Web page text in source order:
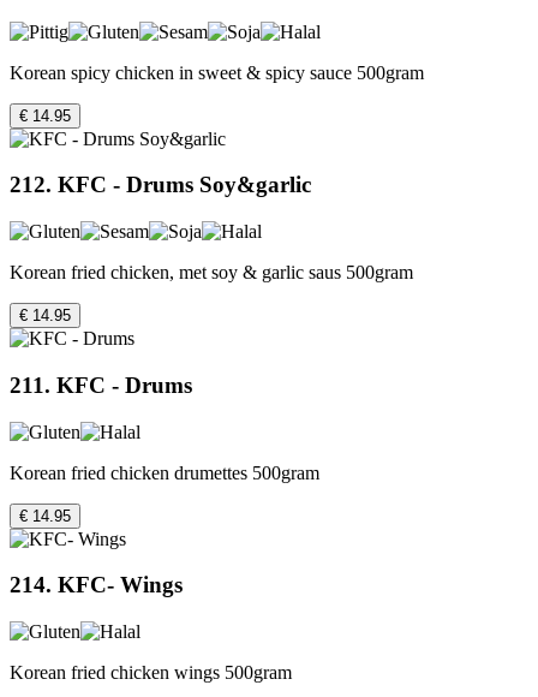
Korean spicy chicken in sweet & spicy sauce 500gram
€ 14.95
212. KFC - Drums Soy&garlic
Korean fried chicken, met soy & garlic saus 500gram
€ 14.95
211. KFC - Drums
Korean fried chicken drumettes 500gram
€ 14.95
214. KFC- Wings
Korean fried chicken wings 500gram